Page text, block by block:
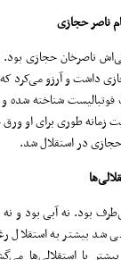
ناصر حجازی
ناصر‌خان حجازی
داشت و آرزو می‌کرد
فوتبالیست شناخته
زمانه طوری برای او
حجازی در استقلال شد.
بود. نه آبی بود و نه
شد بیشتر به